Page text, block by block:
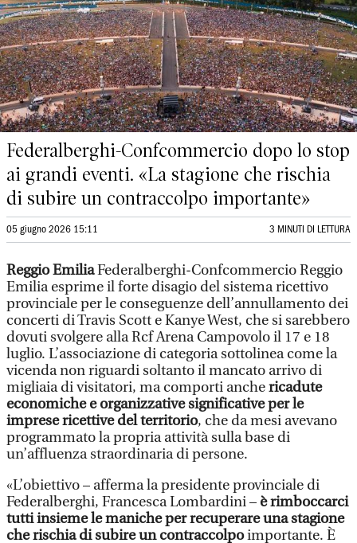
Federalberghi-Confcommercio dopo lo stop
ai grandi eventi. «La stagione che rischia
di subire un contraccolpo importante»
05 giugno 2026 15:11 3 MINUTI DI LETTURA
Reggio EmiliaFederalberghi-Confcommercio Reggio
Emilia esprime il forte disagio del sistema ricettivo
provinciale per le conseguenze dell’annullamento dei
concerti di Travis Scott e Kanye West, che si sarebbero
dovuti svolgere alla Rcf Arena Campovolo il 17 e 18
luglio. L’associazione di categoria sottolinea come la
vicenda non riguardi soltanto il mancato arrivo di
migliaia di visitatori, ma comporti anchericadute
economiche e organizzative significative per le
imprese ricettive del territorio, che da mesi avevano
programmato la propria attività sulla base di
un’affluenza straordinaria di persone.
«L’obiettivo – afferma la presidente provinciale di
Federalberghi, Francesca Lombardini – è rimboccarci
tutti insieme le maniche per recuperare una stagione
che rischia di subire un contraccolpoimportante. È